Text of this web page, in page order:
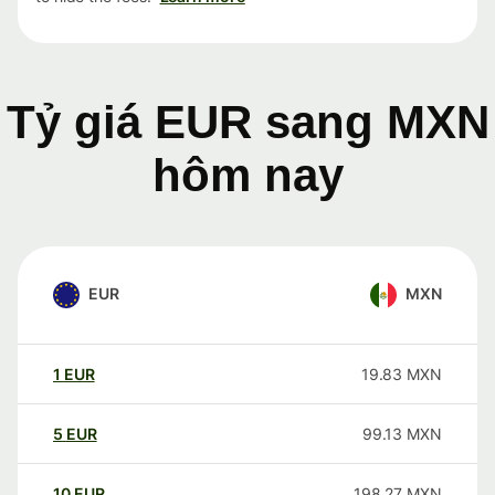
Tỷ giá EUR sang MXN
hôm nay
EUR MXN
1 EUR 19.83 MXN
5 EUR 99.13 MXN